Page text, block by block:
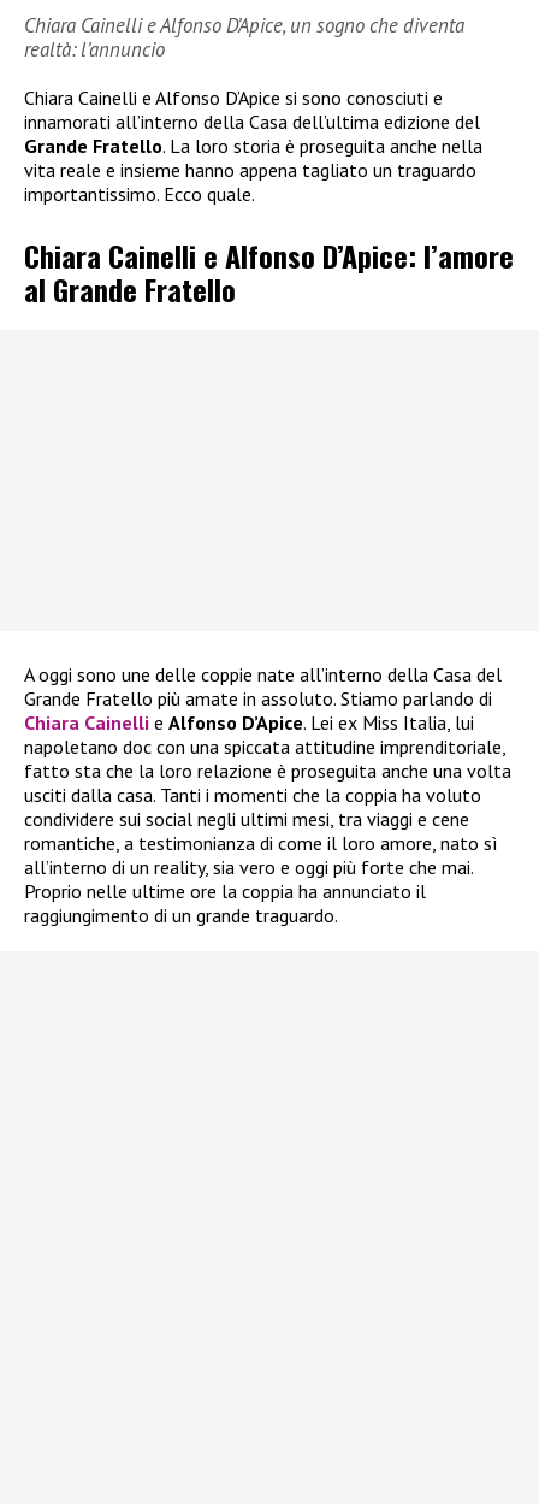
Chiara Cainelli e Alfonso D’Apice, un sogno che diventa
realtà: l’annuncio
Chiara Cainelli e Alfonso D’Apice si sono conosciuti e
innamorati all’interno della Casa dell’ultima edizione del
Grande Fratello. La loro storia è proseguita anche nella
vita reale e insieme hanno appena tagliato un traguardo
importantissimo. Ecco quale.
Chiara Cainelli e Alfonso D’Apice: l’amore
al Grande Fratello
A oggi sono une delle coppie nate all’interno della Casa del
Grande Fratello più amate in assoluto. Stiamo parlando di
Chiara Cainelli e Alfonso D’Apice. Lei ex Miss Italia, lui
napoletano doc con una spiccata attitudine imprenditoriale,
fatto sta che la loro relazione è proseguita anche una volta
usciti dalla casa. Tanti i momenti che la coppia ha voluto
condividere sui social negli ultimi mesi, tra viaggi e cene
romantiche, a testimonianza di come il loro amore, nato sì
all’interno di un reality, sia vero e oggi più forte che mai.
Proprio nelle ultime ore la coppia ha annunciato il
raggiungimento di un grande traguardo.